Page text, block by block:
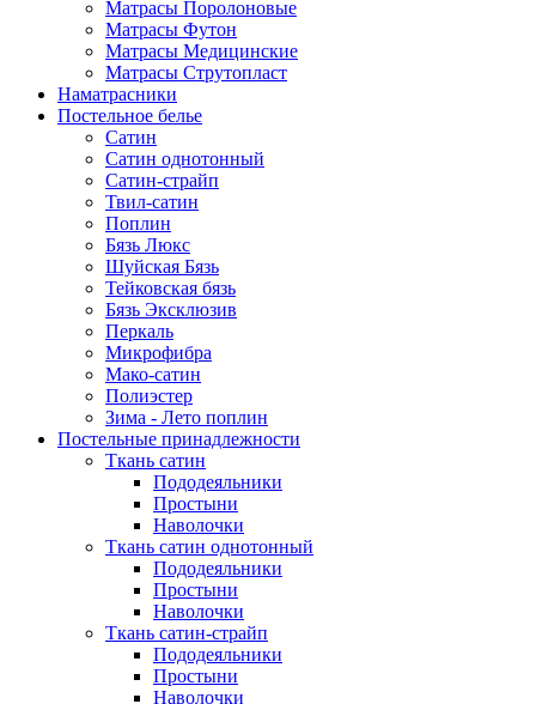
Матрасы Поролоновые
Матрасы Футон
Матрасы Медицинские
Матрасы Струтопласт
Наматрасники
Постельное белье
Сатин
Сатин однотонный
Сатин-страйп
Твил-сатин
Поплин
Бязь Люкс
Шуйская Бязь
Тейковская бязь
Бязь Эксклюзив
Перкаль
Микрофибра
Мако-сатин
Полиэстер
Зима - Лето поплин
Постельные принадлежности
Ткань сатин
Пододеяльники
Простыни
Наволочки
Ткань сатин однотонный
Пододеяльники
Простыни
Наволочки
Ткань сатин-страйп
Пододеяльники
Простыни
Наволочки